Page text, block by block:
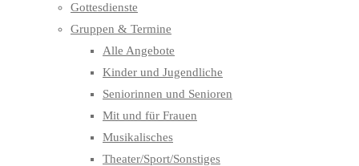
Gottesdienste
Gruppen & Termine
Alle Angebote
Kinder und Jugendliche
Seniorinnen und Senioren
Mit und für Frauen
Musikalisches
Theater/Sport/Sonstiges